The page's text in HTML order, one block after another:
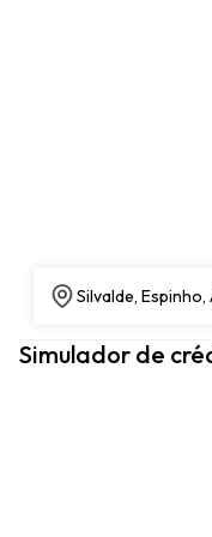
Silvalde, Espinho,
Simulador de